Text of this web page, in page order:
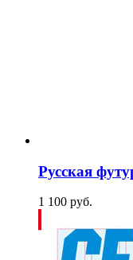
Русская
1 100 pуб.